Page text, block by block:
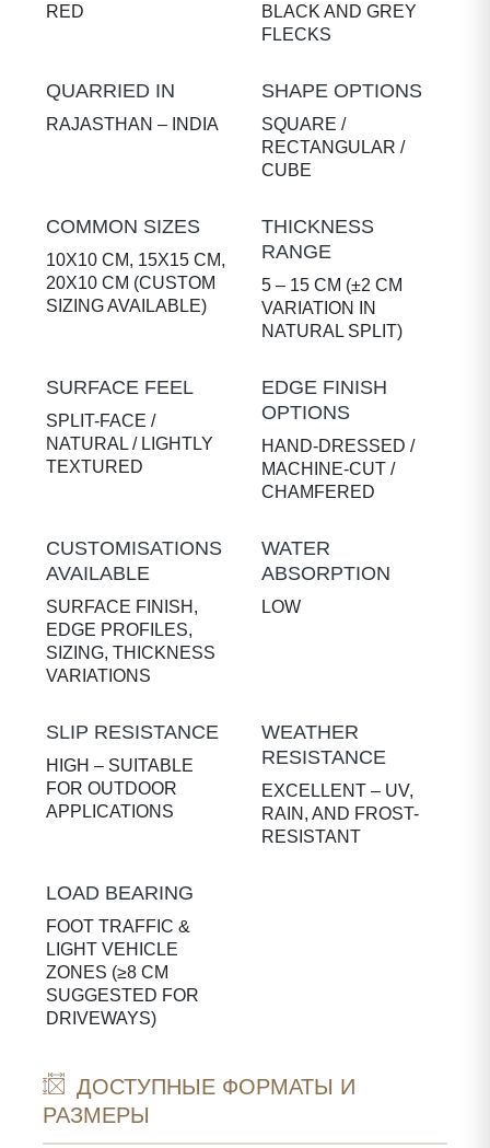
RED
BLACK AND GREY
FLECKS
QUARRIED IN
RAJASTHAN – INDIA
SHAPE OPTIONS
SQUARE /
RECTANGULAR /
CUBE
COMMON SIZES
10X10 CM, 15X15 CM,
20X10 CM (CUSTOM
SIZING AVAILABLE)
THICKNESS
RANGE
5 – 15 CM (±2 CM
VARIATION IN
NATURAL SPLIT)
SURFACE FEEL
SPLIT-FACE /
NATURAL / LIGHTLY
TEXTURED
EDGE FINISH
OPTIONS
HAND-DRESSED /
MACHINE-CUT /
CHAMFERED
CUSTOMISATIONS
AVAILABLE
SURFACE FINISH,
EDGE PROFILES,
SIZING, THICKNESS
VARIATIONS
WATER
ABSORPTION
LOW
SLIP RESISTANCE
HIGH – SUITABLE
FOR OUTDOOR
APPLICATIONS
WEATHER
RESISTANCE
EXCELLENT – UV,
RAIN, AND FROST-
RESISTANT
LOAD BEARING
FOOT TRAFFIC &
LIGHT VEHICLE
ZONES (≥8 CM
SUGGESTED FOR
DRIVEWAYS)
ДОСТУПНЫЕ ФОРМАТЫ И
РАЗМЕРЫ